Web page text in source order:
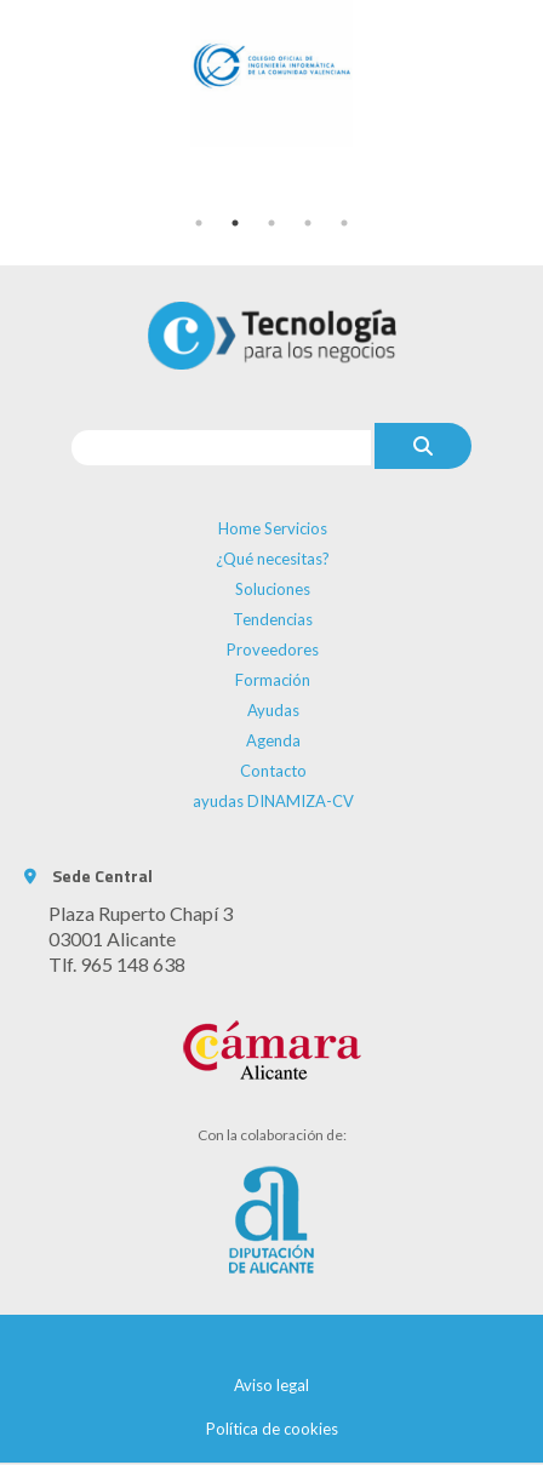
Home Servicios
¿Qué necesitas?
Soluciones
Tendencias
Proveedores
Formación
Ayudas
Agenda
Contacto
ayudas DINAMIZA-CV
Sede Central
Plaza Ruperto Chapí 3
03001 Alicante
Tlf. 965 148 638
Con la colaboración de:
Aviso legal
Política de cookies